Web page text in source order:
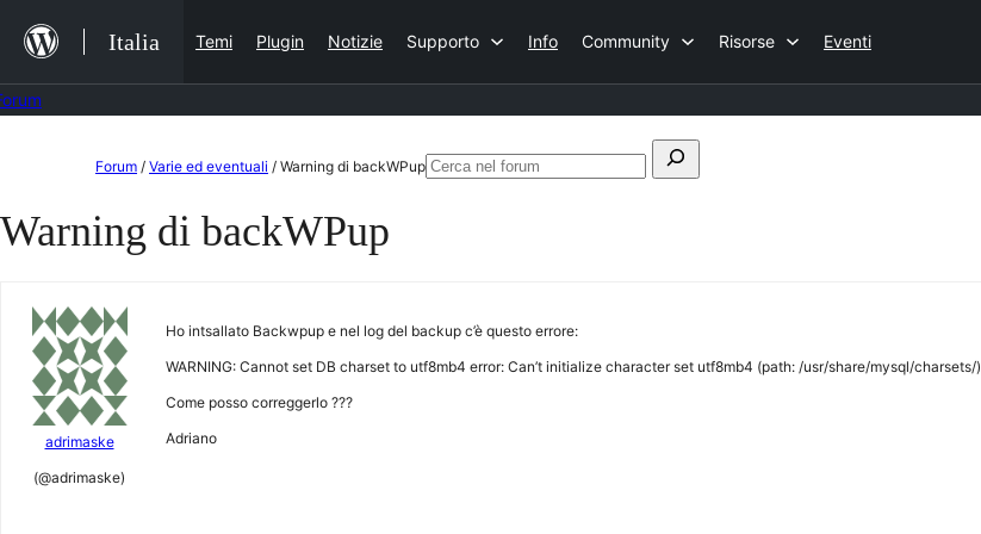
contenuto
Italia Temi Plugin Notizie Supporto Info Community Risorse Eventi
contenuto
Forum / Varie ed eventuali / Warning di backWPupCerca:
Cerca
Warning di backWPup
adrimaske
(@adrimaske)
Ho intsallato Backwpup e nel log del backup c’è questo errore:
WARNING: Cannot set DB charset to utf8mb4 error: Can’t initialize character set utf8mb4 (path: /usr/share/mysql/charsets/)
Come posso correggerlo ???
Adriano